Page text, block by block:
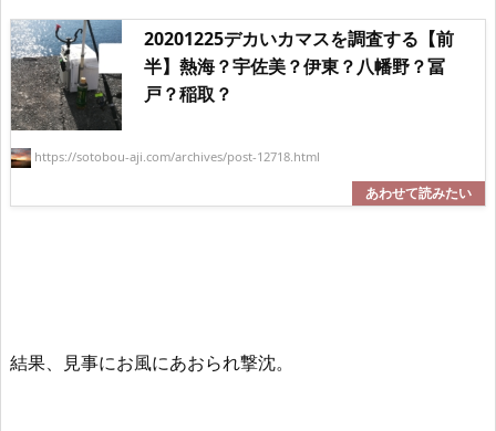
20201225デカいカマスを調査する【前
半】熱海？宇佐美？伊東？八幡野？冨
戸？稲取？
https://sotobou-aji.com/archives/post-12718.html
結果、見事にお風にあおられ撃沈。